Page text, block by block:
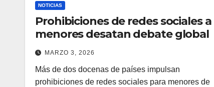
NOTICIAS
Prohibiciones de redes sociales a
menores desatan debate global
MARZO 3, 2026
Más de dos docenas de países impulsan
prohibiciones de redes sociales para menores de